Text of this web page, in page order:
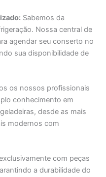
Sabemos da
Nossa central de
agendar seu conserto no
sua disponibilidade de
os nossos profissionais
conhecimento em
desde as mais
modernos com
com peças
a durabilidade do